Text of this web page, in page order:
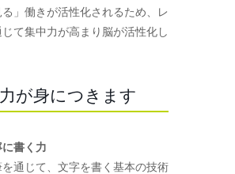
」働きが活性化されるため、レ
て集中力が高まり脳が活性化し
が身につきます
書く力
通じて、文字を書く基本の技術